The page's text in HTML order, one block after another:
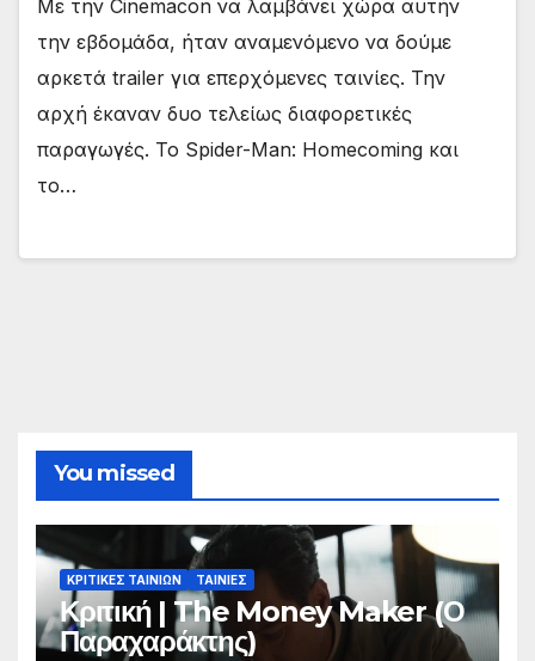
Με την Cinemacon να λαμβάνει χώρα αυτήν
την εβδομάδα, ήταν αναμενόμενο να δούμε
αρκετά trailer για επερχόμενες ταινίες. Την
αρχή έκαναν δυο τελείως διαφορετικές
παραγωγές. Το Spider-Man: Homecoming και
το…
You missed
ΚΡΙΤΙΚΕΣ ΤΑΙΝΙΩΝ ΤΑΙΝΙΕΣ
Κριτική | The Money Maker (Ο
Παραχαράκτης)